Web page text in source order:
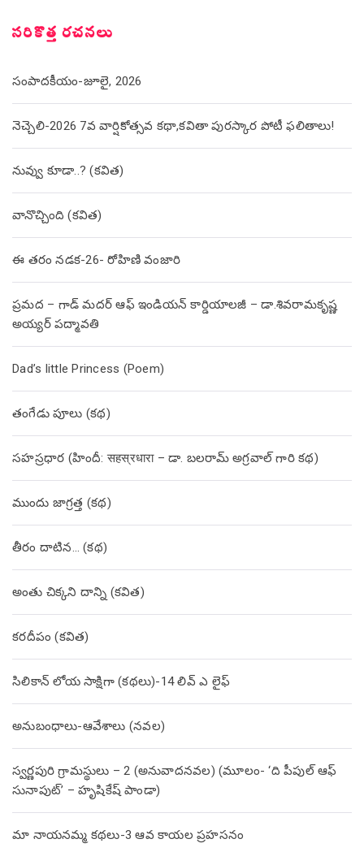
సరికొత్త రచనలు
సంపాదకీయం-జూలై, 2026
నెచ్చెలి-2026 7వ వార్షికోత్సవ కథా,కవితా పురస్కార పోటీ ఫలితాలు!
నువ్వు కూడా..? (కవిత)
వానొచ్చింది (కవిత)
ఈ తరం నడక-26- రోహిణి వంజారి
ప్రమద – గాడ్ మదర్ ఆఫ్ ఇండియన్ కార్డియాలజీ – డా.శివరామకృష్ణ
అయ్యర్ పద్మావతి
Dad’s little Princess (Poem)
తంగేడు పూలు (క‌థ‌)
సహస్రధార (హిందీ: सहस्रधारा – డా. బలరామ్ అగ్రవాల్ గారి కథ)
ముందు జాగ్రత్త (క‌థ‌)
తీరం దాటిన… (క‌థ‌)
అంతు చిక్కని దాన్ని (కవిత)
కరదీపం (కవిత)
సిలికాన్ లోయ సాక్షిగా (కథలు)-14 లివ్ ఎ లైఫ్
అనుబంధాలు-ఆవేశాలు (నవల)
స్వర్ణపురి గ్రామస్థులు – 2 (అనువాదనవల) (మూలం- ‘ది పీపుల్ ఆఫ్
సునాపుట్’ – హృషికేష్ పాండా)
మా నాయనమ్మ కథలు-3 ఆవ కాయల ప్రహసనం